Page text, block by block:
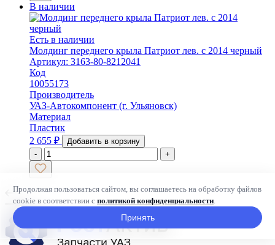
В наличии
Есть в наличии
Молдинг переднего крыла Патриот лев. с 2014 черный
Артикул: 3163-80-8212041
Код
10055173
Производитель
УАЗ-Автокомпонент (г. Ульяновск)
Материал
Пластик
2 655 ₽
Добавить в корзину
-
+
Продолжая пользоваться сайтом, вы соглашаетесь на обработку файлов
cookie в соответствии с политикой конфиденциальности.
Принять